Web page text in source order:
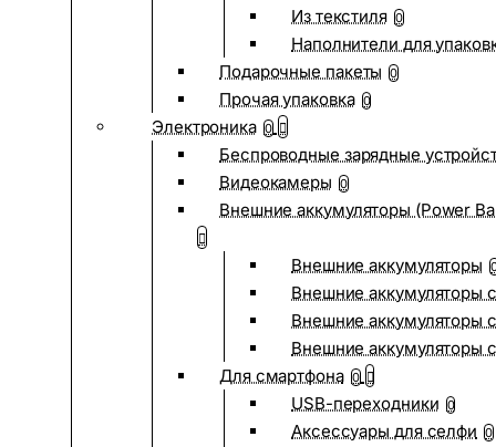
Из текстиля 0
Наполнители для
Подарочные пакеты 0
Прочая упаковка 0
Электроника 0
Беспроводные зарядные
Видеокамеры 0
Внешние аккумуляторы (Power
Внешние аккумуляторы
Внешние аккумуляторы
Внешние аккумуляторы
Внешние аккумуляторы
Для смартфона 0
USB-переходники 0
Аксессуары для селфи 0